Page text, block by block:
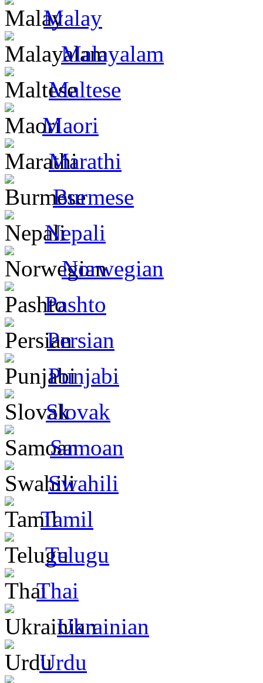
Malay
Malayalam
Maltese
Maori
Marathi
Burmese
Nepali
Norwegian
Pashto
Persian
Punjabi
Slovak
Samoan
Swahili
Tamil
Telugu
Thai
Ukrainian
Urdu